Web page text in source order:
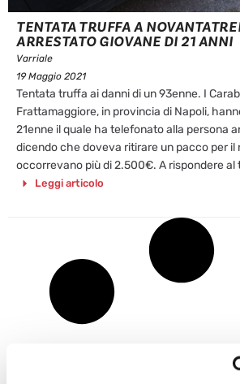
TENTATA TRUFFA A
ARRESTATO GIOVANE DI 21 ANNI
Varriale
19 Maggio 2021
Tentata truffa ai danni di un 93enne. I
Frattamaggiore, in provincia di Napoli,
21enne il quale ha telefonato alla persona
dicendo che doveva ritirare un pacco per il
occorrevano più di 2.500€. A rispondere al
Leggi articolo